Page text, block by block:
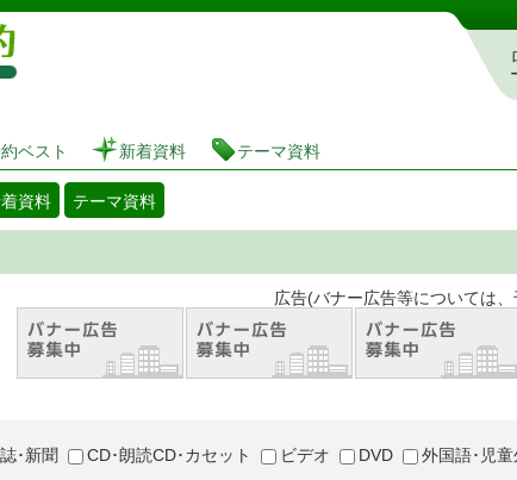
図書館 蔵書検索・予約システム
ベスト 新着資料 テーマ資料
資料 テーマ資料
広告(バナー広告等については、千葉市が推奨
･新聞 CD･朗読CD･カセット ビデオ DVD 外国語･児